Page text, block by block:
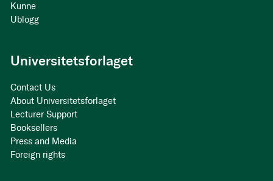
Kunne
Ublogg
Universitetsforlaget
Contact Us
About Universitetsforlaget
Lecturer Support
Booksellers
Press and Media
Foreign rights